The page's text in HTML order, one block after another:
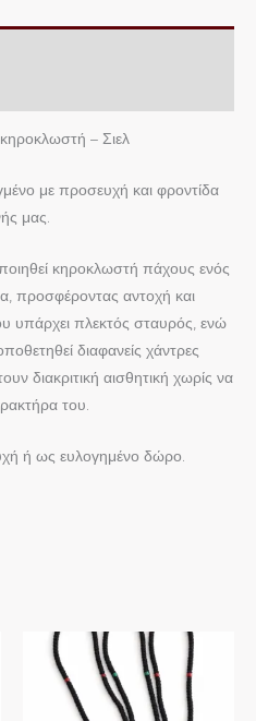
– Σιελ
με προσευχή και φροντίδα
μας.
κηροκλωστή πάχους ενός
προσφέροντας αντοχή και
υπάρχει πλεκτός σταυρός, ενώ
διαφανείς χάντρες
διακριτική αισθητική χωρίς να
του.
ή ως ευλογημένο δώρο.
Αυτό
το
προϊόν